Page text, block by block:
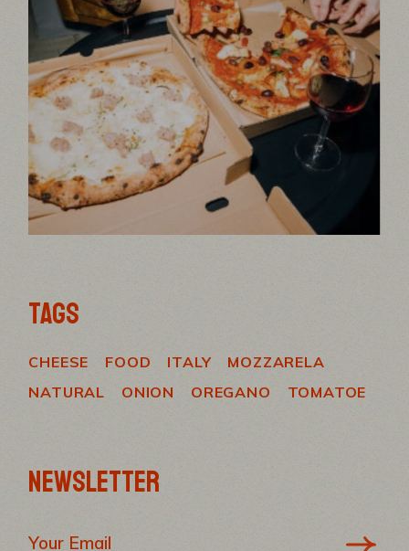
TAGS
CHEESE FOOD ITALY
MOZZARELA
NATURAL
ONION OREGANO TOMATOE
NEWSLETTER